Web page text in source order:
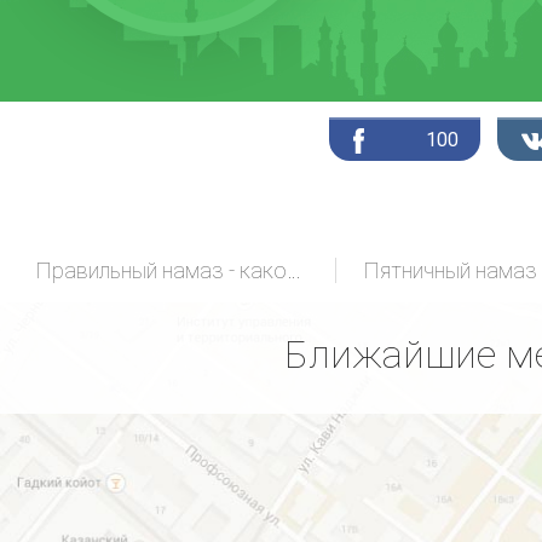
100
Правильный намаз - какой он? Пятничный намаз
Ближайшие